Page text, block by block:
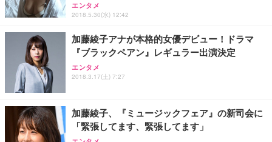
エンタメ
2018.5.30(水) 12:42
加藤綾子アナが本格的女優デビュー！ドラマ
『ブラックペアン』レギュラー出演決定
エンタメ
2018.3.17(土) 7:27
加藤綾子、『ミュージックフェア』の新司会に
「緊張してます、緊張してます」